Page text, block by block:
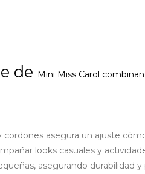
de Mini Miss Carol
asegura un ajuste
looks casuales y
asegurando durabilidad y